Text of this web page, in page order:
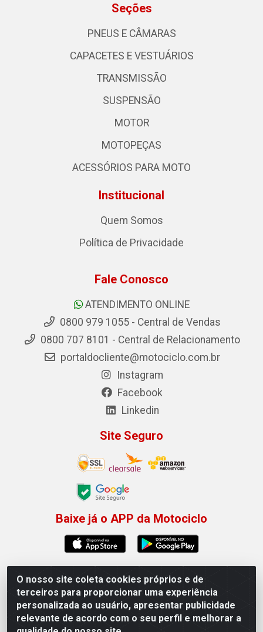
Permitir que a Motociclo envie notificações com
×
O nosso site coleta cookies próprios e de
terceiros para proporcionar uma experiência
personalizada ao usuário, apresentar publicidade
relevante de acordo com o seu perfil e melhorar a
Seções
PNEUS E CÂMARAS
CAPACETES E VESTUÁRIOS
TRANSMISSÃO
SUSPENSÃO
MOTOR
MOTOPEÇAS
ACESSÓRIOS PARA MOTO
Institucional
Quem Somos
Política de Privacidade
Fale Conosco
ATENDIMENTO ONLINE
0800 979 1055 - Central de Vendas
0800 707 8101 - Central de Relacionamento
portaldocliente@motociclo.com.br
Instagram
Facebook
Linkedin
Site Seguro
Baixe já o APP da Motociclo
Motociclo - Rua Francisco Sousa dos Santos, 731 -
Jardim Limoeiro, Serra/ES - CEP 29.164-153 - CNPJ
01.407.607/0001-53